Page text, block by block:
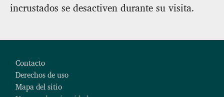
incrustados se desactiven durante su visita.
Contacto
Derechos de uso
Mapa del sitio